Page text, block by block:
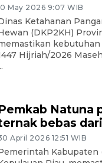
May 2026 9:07 WIB
Ketahanan
(DKP2KH)
Hijriah/2026
Natuna
bebas
April 2026 12:51 WIB
Kabupaten